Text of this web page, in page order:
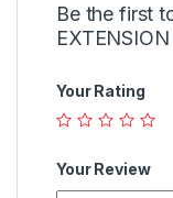
Be the first
Your Rating
Your Review